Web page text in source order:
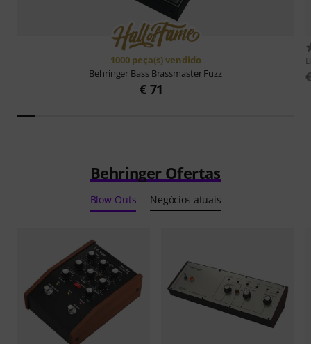
1000 peça(s) vendido
Behringer Bass Brassmaster Fuzz
€ 71
Behringer Ofertas
Blow-Outs Negócios atuais